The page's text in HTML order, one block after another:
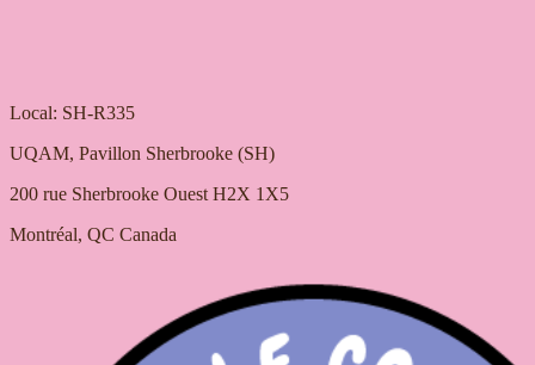
Local: SH-R335
UQAM, Pavillon Sherbrooke (SH)
200 rue Sherbrooke Ouest H2X 1X5
Montréal, QC Canada